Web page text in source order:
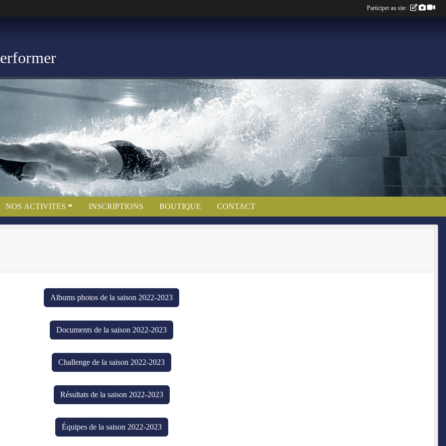
NOS ACTIVITES INSCRIPTIONS BOUTIQUE CONTACT
Albums photos de la saison 2022-2023
Documents de la saison 2022-2023
Challenge de la saison 2022-2023
Résultats de la saison 2022-2023
Équipes de la saison 2022-2023
Participer au site :